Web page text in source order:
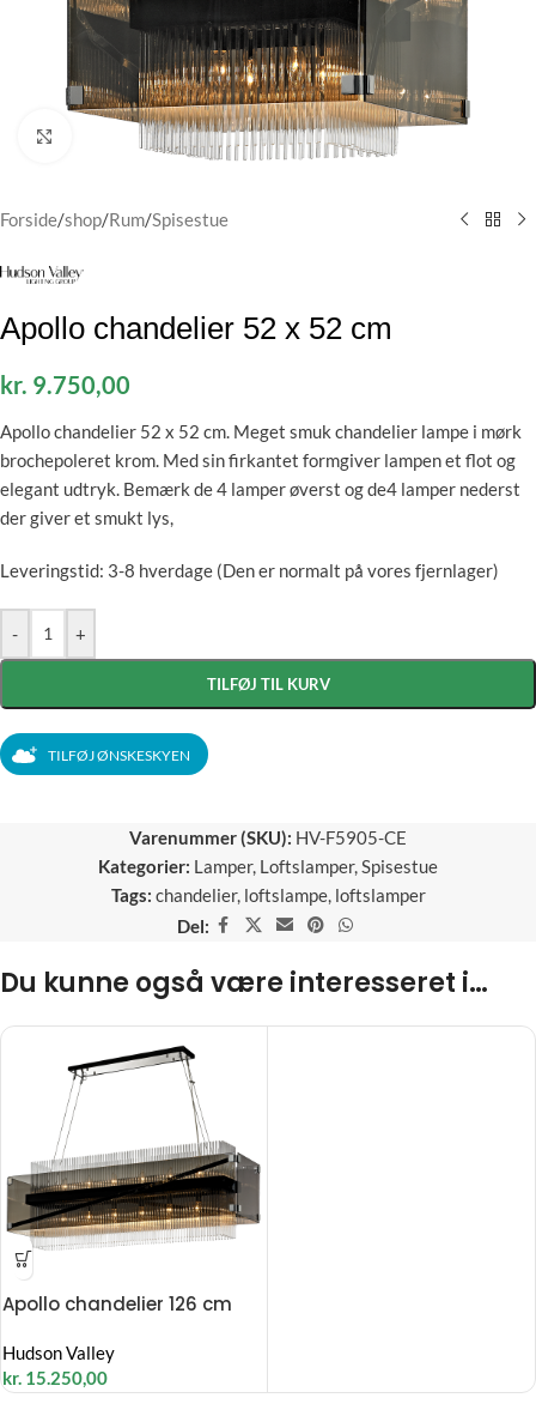
Klik for at forstørre
Forside/shop/Rum/Spisestue
Apollo chandelier 52 x 52 cm
kr. 9.750,00
Apollo chandelier 52 x 52 cm. Meget smuk chandelier lampe i mørk
brochepoleret krom. Med sin firkantet formgiver lampen et flot og
elegant udtryk. Bemærk de 4 lamper øverst og de4 lamper nederst
der giver et smukt lys,
Leveringstid: 3-8 hverdage (Den er normalt på vores fjernlager)
- +
TILFØJ TIL KURV
TILFØJ ØNSKESKYEN
Varenummer (SKU): HV-F5905-CE
Kategorier: Lamper, Loftslamper,Spisestue
Tags: chandelier, loftslampe, loftslamper
Del:
Du kunne også være interesseret i…
Apollo chandelier 126 cm
Hudson Valley
kr. 15.250,00